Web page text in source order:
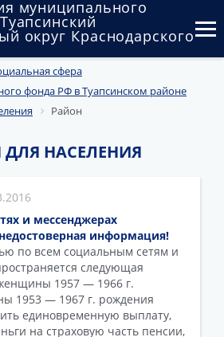
муниципального
округ Краснодарского
и общественные обсуждения
сфера
фонда РФ в Туапсинском районе
Район
НАСЕЛЕНИЯ
и мессенджерах
информация!
по всем социальным сетям и
следующая
1957 — 1966 г.
1953 — 1967 г. рождения
единовременную выплату,
на страховую часть пенсии,